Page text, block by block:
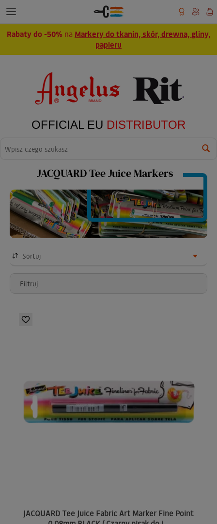
Rabaty do -50% na Markery do tkanin, skór, drewna, gliny,
papieru
OFFICIAL EU DISTRIBUTOR
JACQUARD Tee Juice Markers
Sortuj
Filtruj
JACQUARD Tee Juice Fabric Art Marker Fine Point